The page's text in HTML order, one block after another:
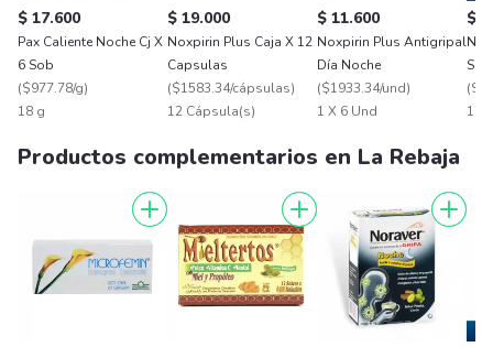
$ 17.600
Pax Caliente Noche Cj X
6 Sob
($977.78/g)
18 g
$ 19.000
Noxpirin Plus Caja X 12
Capsulas
($1583.34/cápsulas)
12 Cápsula(s)
$ 11.600
Noxpirin Plus Antigripal
Día Noche
($1933.34/und)
1 X 6 Und
$
mg
(
1 X
Productos complementarios en La Rebaja